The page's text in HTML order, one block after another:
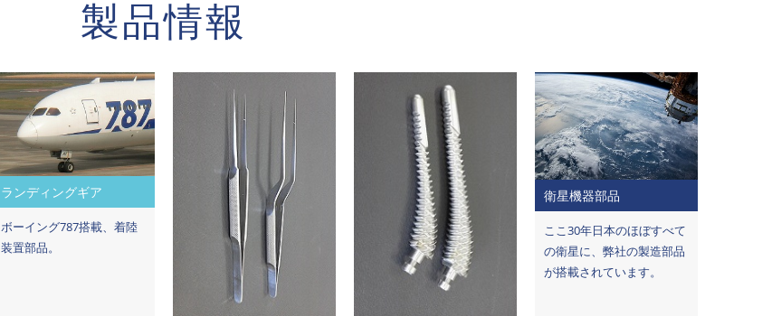
製品情報
ランディングギア
ボーイング787搭載、着陸
装置部品。
衛星機器部品
ここ30年日本のほぼすべて
の衛星に、弊社の製造部品
が搭載されています。